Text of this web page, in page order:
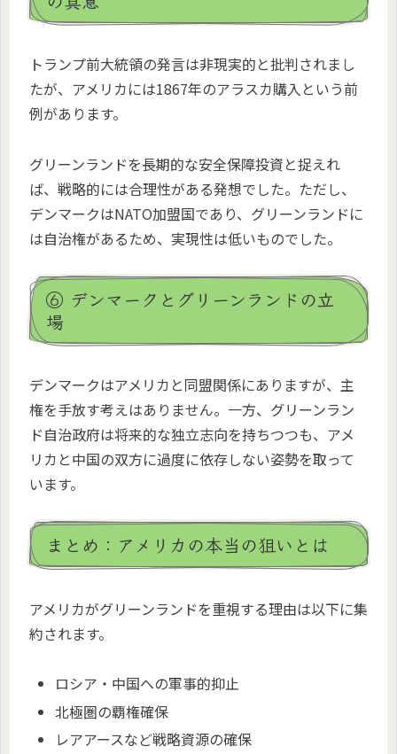
トランプ前大統領の発言は非現実的と批判されまし
たが、アメリカには1867年のアラスカ購入という前
例があります。
グリーンランドを長期的な安全保障投資と捉えれ
ば、戦略的には合理性がある発想でした。ただし、
デンマークはNATO加盟国であり、グリーンランドに
は自治権があるため、実現性は低いものでした。
⑥ デンマークとグリーンランドの立
場
デンマークはアメリカと同盟関係にありますが、主
権を手放す考えはありません。一方、グリーンラン
ド自治政府は将来的な独立志向を持ちつつも、アメ
リカと中国の双方に過度に依存しない姿勢を取って
います。
まとめ：アメリカの本当の狙いとは
アメリカがグリーンランドを重視する理由は以下に集
約されます。
ロシア・中国への軍事的抑止
北極圏の覇権確保
レアアースなど戦略資源の確保